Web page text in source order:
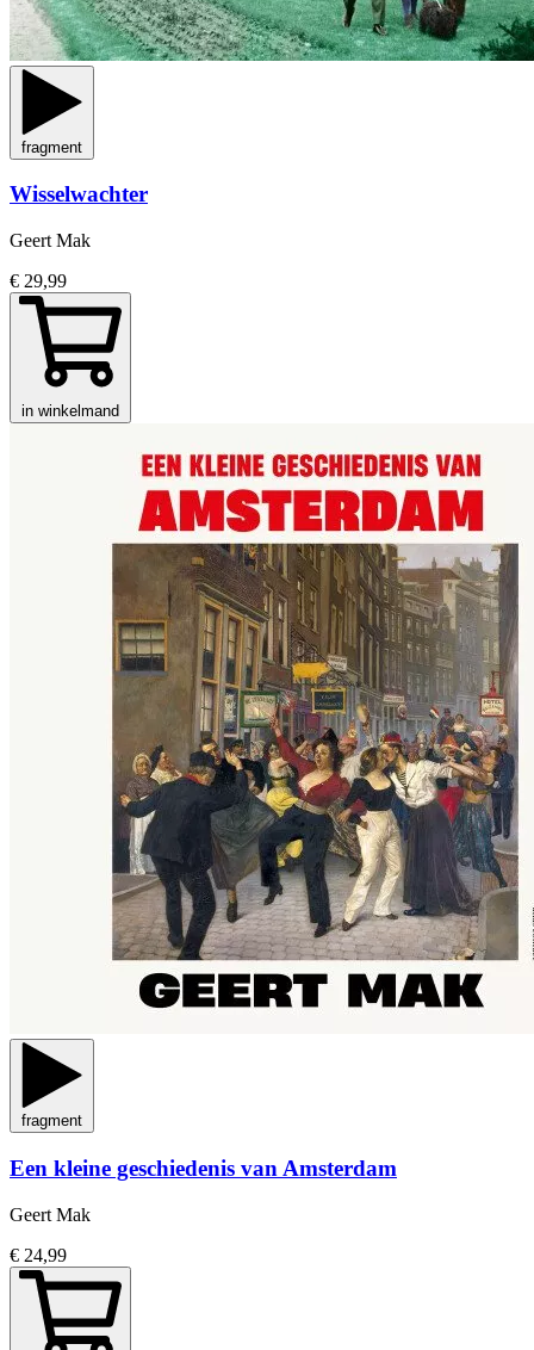
fragment
Wisselwachter
Geert Mak
€ 29,99
in winkelmand
fragment
Een kleine geschiedenis van Amsterdam
Geert Mak
€ 24,99